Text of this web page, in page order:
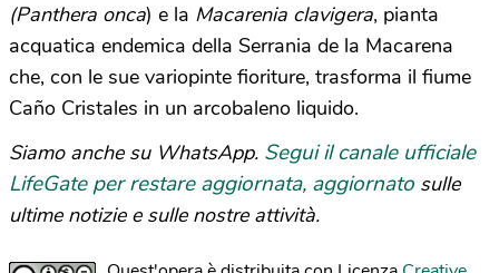
(Panthera onca) e la Macarenia clavigera, pianta
acquatica endemica della Serrania de la Macarena
che, con le sue variopinte fioriture, trasforma il fiume
Caño Cristales in un arcobaleno liquido.
Siamo anche su WhatsApp. Segui il canale ufficiale
LifeGate per restare aggiornata, aggiornato sulle
ultime notizie e sulle nostre attività.